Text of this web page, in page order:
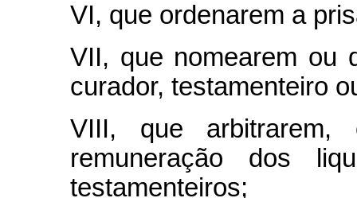
VI, que ordenarem a
VII, que nomearem ou
curador, testamenteiro
VIII, que
remuneração dos
testamenteiros;